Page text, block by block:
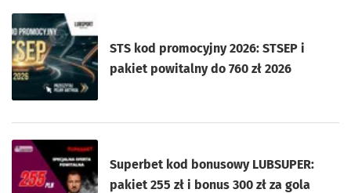
STS kod promocyjny 2026: STSEP i
pakiet powitalny do 760 zł 2026
Superbet kod bonusowy LUBSUPER:
pakiet 255 zł i bonus 300 zł za gola